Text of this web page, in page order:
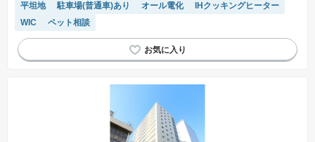
平坦地 駐車場(普通車)あり オール電化
IHクッキングヒーター
WIC
ペット相談